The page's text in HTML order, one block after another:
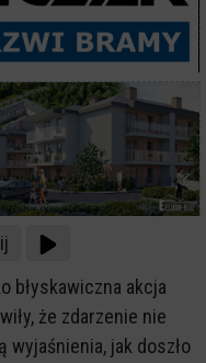
błyskawiczna akcja
że zdarzenie nie
wyjaśnienia, jak doszło